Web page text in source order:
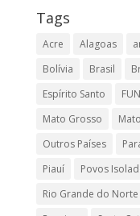
Tags
Acre Alagoas
Bolívia
Brasil
Espírito Santo
Mato Grosso
Outros Países
Piauí
Povos
Rio Grande do Norte